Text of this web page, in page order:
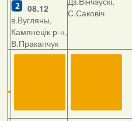
08.12
в.Вугляны,
Камянецік р-н,
В.Пракапчук
С.Саковіч